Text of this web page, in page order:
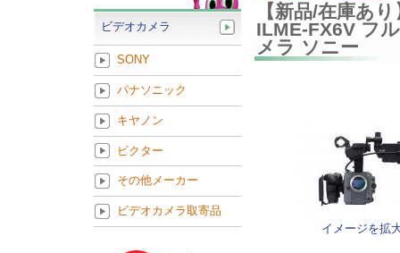
【新品/在庫あ
ILME-FX6V フ
メラ ソニー
イメージを拡
ビデオカメラ
SONY
パナソニック
キヤノン
ビクター
その他メーカー
ビデオカメラ取寄品